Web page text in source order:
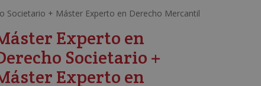
Societario + Máster Experto en Derecho Mercantil
Experto en
Societario +
Experto en